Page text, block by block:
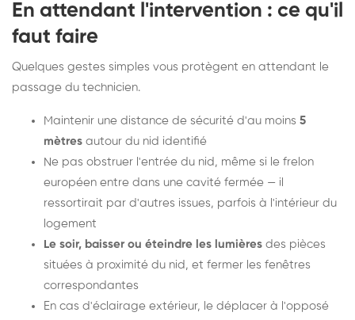
En attendant l'intervention : ce qu'il
faut faire
Quelques gestes simples vous protègent en attendant le
passage du technicien.
Maintenir une distance de sécurité d'au moins 5
mètres autour du nid identifié
Ne pas obstruer l'entrée du nid, même si le frelon
européen entre dans une cavité fermée — il
ressortirait par d'autres issues, parfois à l'intérieur du
logement
Le soir, baisser ou éteindre les lumières des pièces
situées à proximité du nid, et fermer les fenêtres
correspondantes
En cas d'éclairage extérieur, le déplacer à l'opposé